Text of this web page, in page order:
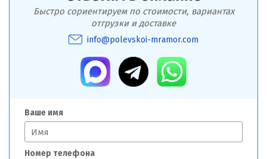
Быстро сориентируем по стоимости, вариантах
отгрузки и доставке
info@polevskoi-mramor.com
Ваше имя
Номер телефона